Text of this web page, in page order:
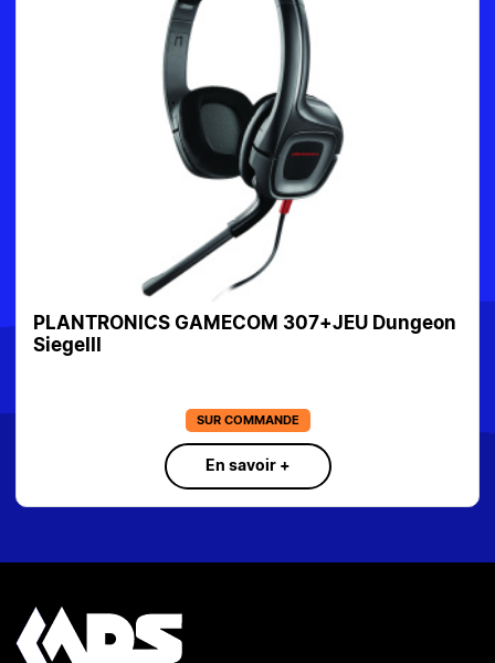
PLANTRONICS GAMECOM 307+JEU Dungeon
SiegeIII
SUR COMMANDE
En savoir +